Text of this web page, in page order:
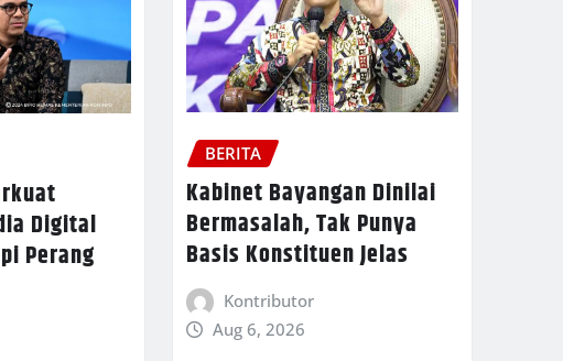
Digital
Perang
BERITA
Kabinet Bayangan Dinilai
Bermasalah, Tak Punya
Basis Konstituen Jelas
Kontributor
Aug 6, 2026